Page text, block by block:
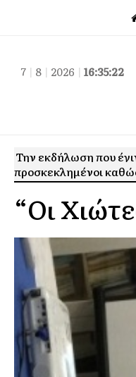
7 | 8 | 2026 | 16:35:22
Την εκδήλωση που
προσκεκλημένοι
“Οι